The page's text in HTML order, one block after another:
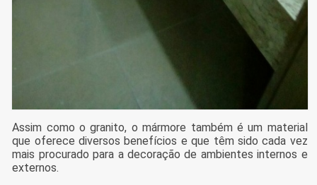
Assim como o granito, o mármore também é um material
que oferece diversos benefícios e que têm sido cada vez
mais procurado para a decoração de ambientes internos e
externos.